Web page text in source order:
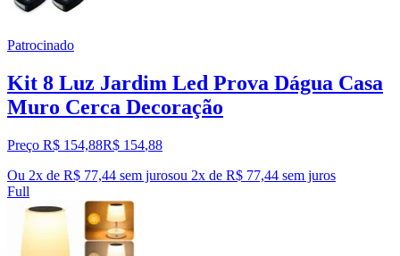
Patrocinado
Kit 8 Luz Jardim Led Prova Dágua Casa
Muro Cerca Decoração
Preço R$ 154,88R$ 154,88
Ou 2x de R$ 77,44 sem jurosou 2x de R$ 77,44 sem juros
Full